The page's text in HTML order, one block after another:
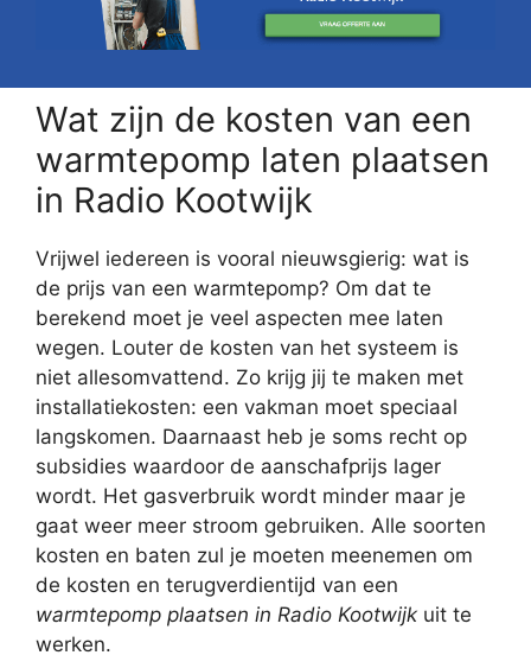
Wat zijn de kosten van een
warmtepomp laten plaatsen
in Radio Kootwijk
Vrijwel iedereen is vooral nieuwsgierig: wat is
de prijs van een warmtepomp? Om dat te
berekend moet je veel aspecten mee laten
wegen. Louter de kosten van het systeem is
niet allesomvattend. Zo krijg jij te maken met
installatiekosten: een vakman moet speciaal
langskomen. Daarnaast heb je soms recht op
subsidies waardoor de aanschafprijs lager
wordt. Het gasverbruik wordt minder maar je
gaat weer meer stroom gebruiken. Alle soorten
kosten en baten zul je moeten meenemen om
de kosten en terugverdientijd van een
warmtepomp plaatsen in Radio Kootwijk uit te
werken.